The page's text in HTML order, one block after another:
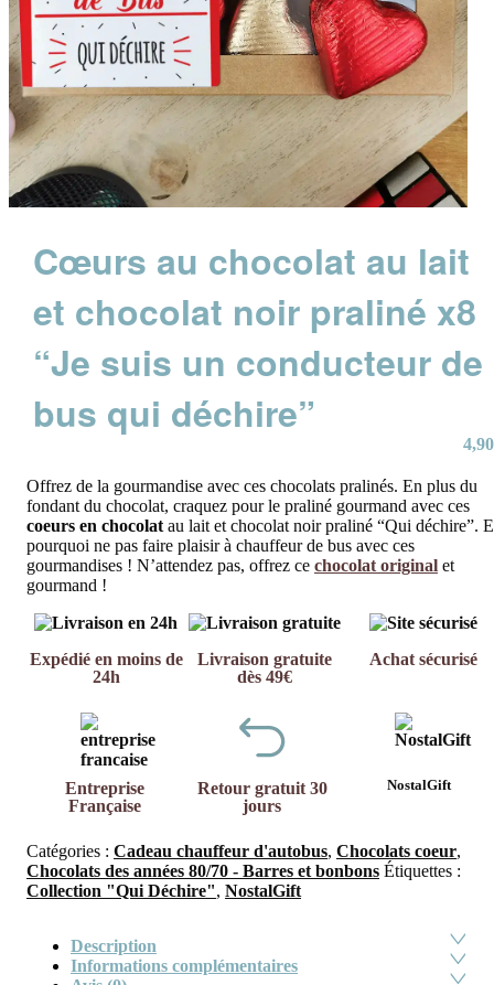
Cœurs au chocolat au lait
et chocolat noir praliné x8
“Je suis un conducteur de
bus qui déchire”
4,90
Offrez de la gourmandise avec ces chocolats pralinés. En plus du
fondant du chocolat, craquez pour le praliné gourmand avec ces
coeurs en chocolat au lait et chocolat noir praliné “Qui déchire”.
pourquoi ne pas faire plaisir à chauffeur de bus avec ces
gourmandises ! N’attendez pas, offrez ce chocolat original et
gourmand !
Expédié en moins de
24h
Livraison gratuite
dès 49€
Achat sécurisé
Entreprise
Française
Retour gratuit 30
jours
NostalGift
Catégories : Cadeau chauffeur d'autobus, Chocolats coeur,
Chocolats des années 80/70 - Barres et bonbons Étiquettes :
Collection "Qui Déchire", NostalGift
Description
Informations complémentaires